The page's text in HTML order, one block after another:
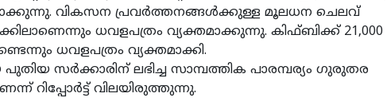
വികസന പ്രവര്‍ത്തനങ്ങള്‍ക്കുള്ള മൂലധന ചെലവ്
ധവളപത്രം വ്യക്തമാക്കുന്നു. കിഫ്ബിക്ക് 21,000
ധവളപത്രം വ്യക്തമാക്കി.
സര്‍ക്കാരിന് ലഭിച്ച സാമ്പത്തിക പാരമ്പര്യം ഗുരുതര
റിപ്പോര്‍ട്ട് വിലയിരുത്തുന്നു.